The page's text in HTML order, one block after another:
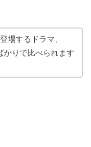
場するドラマ、
かりで比べられます